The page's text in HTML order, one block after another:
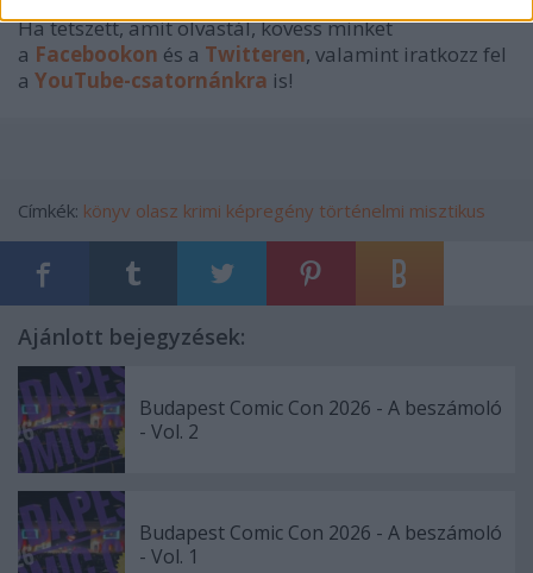
Ha tetszett, amit olvastál, kövess minket
a Facebookon és a Twitteren, valamint iratkozz fel
a YouTube-csatornánkra is!
Címkék: könyv olasz krimi képregény történelmi misztikus
Ajánlott bejegyzések:
Budapest Comic Con 2026 - A beszámoló
- Vol. 2
Budapest Comic Con 2026 - A beszámoló
- Vol. 1